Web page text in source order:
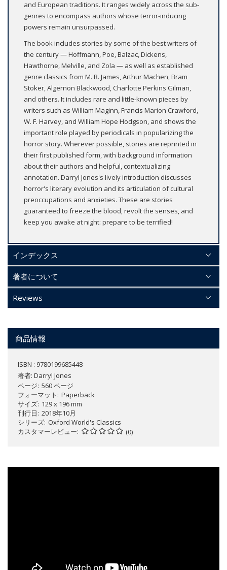
and European traditions. It ranges widely across the sub-
genres to encompass authors whose terror-inducing
powers remain unsurpassed.
The book includes stories by some of the best writers of
the century — Hoffmann, Poe, Balzac, Dickens,
Hawthorne, Melville, and Zola — as well as established
genre classics from M. R. James, Arthur Machen, Bram
Stoker, Algernon Blackwood, Charlotte Perkins Gilman,
and others. It includes rare and little-known pieces by
writers such as William Maginn, Francis Marion Crawford,
W. F. Harvey, and William Hope Hodgson, and shows the
important role played by periodicals in popularizing the
horror story. Wherever possible, stories are reprinted in
their first published form, with background information
about their authors and helpful, contextualizing
annotation. Darryl Jones's lively introduction discusses
horror's literary evolution and its articulation of cultural
preoccupations and anxieties. These are stories
guaranteed to freeze the blood, revolt the senses, and
keep you awake at night: prepare to be terrified!
インデックス
著者について
Reviews
商品情報
ISBN : 9780199685448
著者: Darryl Jones
ページ 560 ページ
フォーマット
Paperback
サイズ 129 x 196 mm
刊行日 2018年10月
シリーズ Oxford World's Classics
カスタマーレビュー
(0)